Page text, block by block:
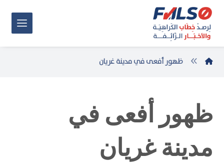
ظهور أفعى في مدينة غريان
ظهور أفعى في
مدينة غريان